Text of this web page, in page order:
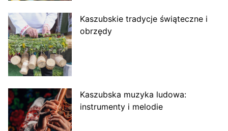
Kaszubskie tradycje świąteczne i
obrzędy
Kaszubska muzyka ludowa:
instrumenty i melodie